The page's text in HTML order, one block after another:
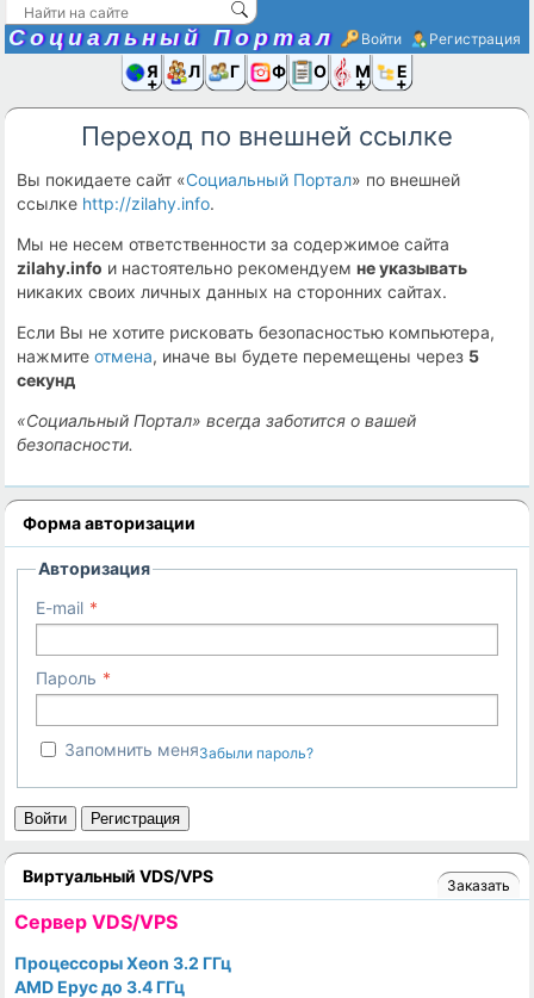
Социальный Портал Войти Регистрация
Я иЛюди
Группы
Фото Ещё
Переход по внешней ссылке
Вы покидаете сайт «Социальный Портал» по внешней
ссылке http://zilahy.info.
Мы не несем ответственности за содержимое сайта
zilahy.info и настоятельно рекомендуемне указывать
никаких своих личных данных на сторонних сайтах.
Если Вы не хотите рисковать безопасностью компьютера,
нажмитеотмена, иначе вы будете перемещены через 5
секунд
«Социальный Портал» всегда заботится о вашей
безопасности.
Форма авторизации
Авторизация
E-mail
Пароль
Запомнить меняЗабыли пароль?
Войти Регистрация
Виртуальный VDS/VPS Заказать
Cервер VDS/VPS
Процессоры Xeon 3.2 ГГц
AMD Epyc до 3.4 ГГц